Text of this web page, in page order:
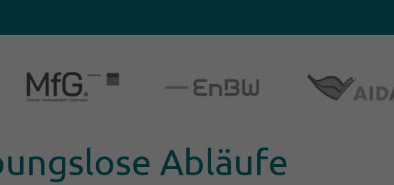
Abläufe